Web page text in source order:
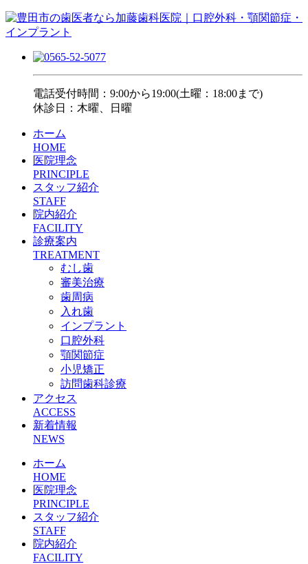
電話受付時間：9:00から19:00(土曜：18:00まで)
休診日：木曜、日曜
ホーム
HOME
医院理念
PRINCIPLE
スタッフ紹介
STAFF
院内紹介
FACILITY
診療案内
TREATMENT
むし歯
審美治療
歯周病
入れ歯
インプラント
口腔外科
顎関節症
小児矯正
訪問歯科診療
アクセス
ACCESS
新着情報
NEWS
ホーム
HOME
医院理念
PRINCIPLE
スタッフ紹介
STAFF
院内紹介
FACILITY